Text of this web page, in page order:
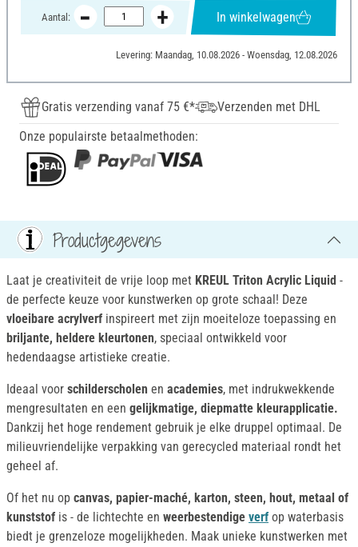
Aantal: In winkelwagen
Levering: Maandag, 10.08.2026 - Woensdag, 12.08.2026
Gratis verzending vanaf 75 €*
Verzenden met DHL
Onze populairste betaalmethoden:
Productgegevens
Laat je creativiteit de vrije loop met KREUL Triton Acrylic Liquid -
de perfecte keuze voor kunstwerken op grote schaal! Deze
vloeibare acrylverf inspireert met zijn moeiteloze toepassing en
briljante, heldere kleurtonen, speciaal ontwikkeld voor
hedendaagse artistieke creatie.
Ideaal voor schilderscholen en academies, met indrukwekkende
mengresultaten en een gelijkmatige, diepmatte kleurapplicatie.
Dankzij het hoge rendement gebruik je elke druppel optimaal. De
milieuvriendelijke verpakking van gerecycled materiaal rondt het
geheel af.
Of het nu op canvas, papier-maché, karton, steen, hout, metaal of
kunststof is - de lichtechte en weerbestendige verf op waterbasis
biedt je grenzeloze mogelijkheden. Maak unieke kunstwerken met